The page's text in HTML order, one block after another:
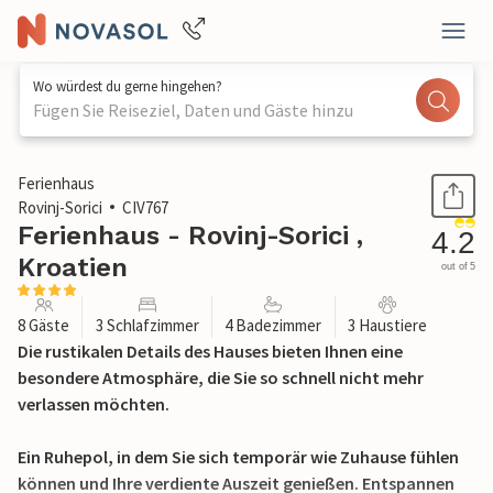
Wo würdest du gerne hingehen?
Fügen Sie Reiseziel, Daten und Gäste hinzu
1 / 35
Ferienhaus
Rovinj-Sorici
CIV767
Ferienhaus - Rovinj-Sorici ,
Kroatien
4.2
out of 5
8 Gäste 3 Schlafzimmer 4 Badezimmer 3 Haustiere
Die rustikalen Details des Hauses bieten Ihnen eine
besondere Atmosphäre, die Sie so schnell nicht mehr
verlassen möchten.
Ein Ruhepol, in dem Sie sich temporär wie Zuhause fühlen
können und Ihre verdiente Auszeit genießen. Entspannen